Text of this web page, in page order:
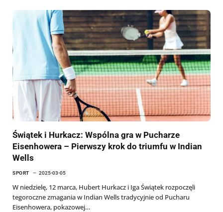
Świątek i Hurkacz: Wspólna gra w Pucharze
Eisenhowera – Pierwszy krok do triumfu w Indian
Wells
SPORT 2025-03-05
W niedzielę, 12 marca, Hubert Hurkacz i Iga Świątek rozpoczęli
tegoroczne zmagania w Indian Wells tradycyjnie od Pucharu
Eisenhowera, pokazowej…